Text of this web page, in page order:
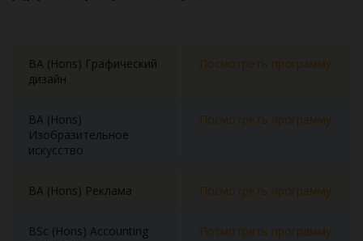
BA (Hons) Графический
дизайн
Посмотреть программу
BA (Hons)
Изобразительное
искусство
Посмотреть программу
BA (Hons) Реклама Посмотреть программу
BSc (Hons) Accounting
Посмотреть программу